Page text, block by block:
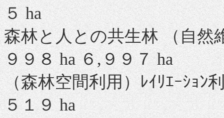
５ ha
森林と人との共生林 （自
９９８ ha ６,９９７ ha
（森林空間利用）ﾚｲﾘｴｰｼｮﾝ
５１９ ha